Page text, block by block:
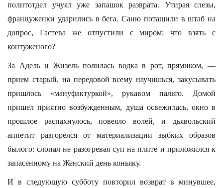
политотдел учуял уже запашок разврата. Утирая слезы,
француженки ударились в бега. Саню потащили в штаб на
допрос, Гастева же отпустили с миром: что взять с
контуженого?
За Адель и Жизель полилась водка в рот, прямиком, —
прием старый, на передовой всему научишься, закусывать
пришлось «мануфактуркой», рукавом пальто. Домой
пришел приятно возбужденным, душа освежилась, окно в
прошлое распахнулось, повеяло волей, и дьявольский
аппетит разгорелся от материализации зыбких образов
былого: слопал не разогревая суп на плите и приложился к
запасенному на Женский день коньяку.
И в следующую субботу повторил возврат в минувшее,